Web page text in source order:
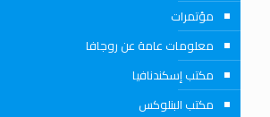
مؤتمرات
معلومات عامة عن روجافا
مكتب إسكندنافيا
مكتب البنلوكس